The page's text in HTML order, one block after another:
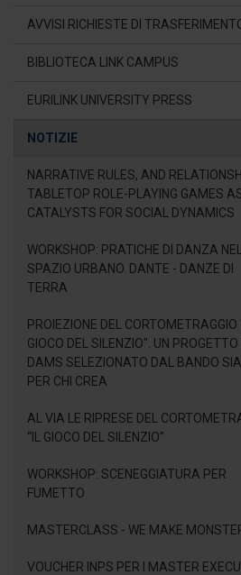
AVVISI RICHIESTE DI
BIBLIOTECA LINK CAMPUS
EURILINK UNIVERSITY PRESS
NOTIZIE
NARRATIVE RULES, AND
TABLETOP ROLE-PLAYING GAMES
CATALYSTS FOR SOCIAL DYNAMICS
WORKSHOP: PRATICHE DI DANZA
SPAZIO URBANO. DANTE - DANZE DI
TERRA
PROIEZIONE DEL CORTOMETRAGGIO
GIOCO DEL SILENZIO". UN PROGETTO
DAMS SELEZIONATO DAL BANDO
PER CHI CREA
AL VIA LE RIPRESE DEL
“IL GIOCO DEL SILENZIO”
WORKSHOP: SCENEGGIATURA PER
FUMETTO
MASTERCLASS - WE MAKE
VOUCHER INPS PER I MASTER